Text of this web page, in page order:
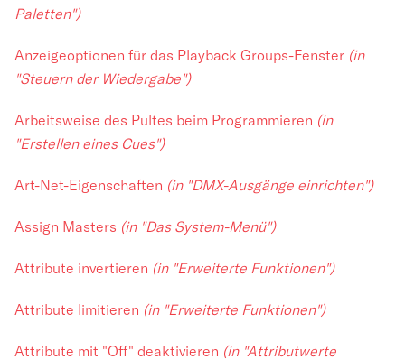
Paletten")
Anzeigeoptionen für das Playback Groups-Fenster (in
"Steuern der Wiedergabe")
Arbeitsweise des Pultes beim Programmieren (in
"Erstellen eines Cues")
Art-Net-Eigenschaften (in "DMX-Ausgänge einrichten")
Assign Masters (in "Das System-Menü")
Attribute invertieren (in "Erweiterte Funktionen")
Attribute limitieren (in "Erweiterte Funktionen")
Attribute mit "Off" deaktivieren (in "Attributwerte